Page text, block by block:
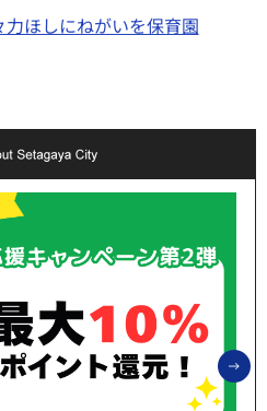
ほしにねがいを保育園